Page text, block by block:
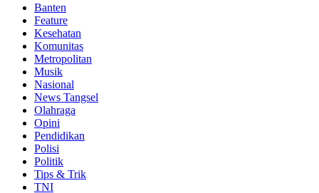
Banten
Feature
Kesehatan
Komunitas
Metropolitan
Musik
Nasional
News Tangsel
Olahraga
Opini
Pendidikan
Polisi
Politik
Tips & Trik
TNI